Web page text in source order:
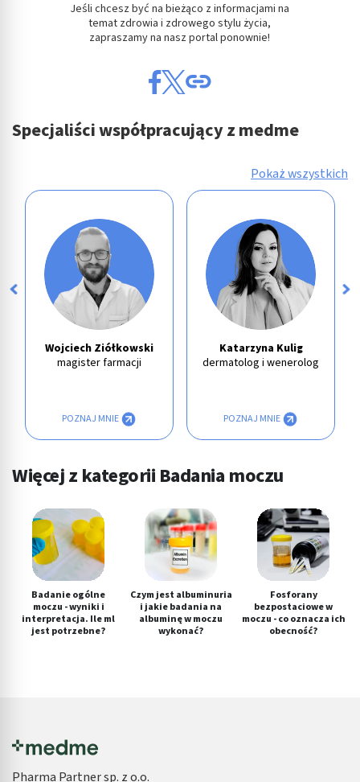
Jeśli chcesz być na bieżąco z informacjami na
temat zdrowia i zdrowego stylu życia,
zapraszamy na nasz portal ponownie!
Specjaliści współpracujący z medme
Pokaż wszystkich
Wojciech Ziółkowski
magister farmacji
POZNAJ MNIE
Katarzyna Kulig
dermatolog i wenerolog
POZNAJ MNIE
Więcej z kategorii Badania moczu
Badanie ogólne
moczu - wyniki i
interpretacja. Ile ml
jest potrzebne?
Czym jest albuminuria
i jakie badania na
albuminę w moczu
wykonać?
Fosforany
bezpostaciowe w
moczu - co oznacza ich
obecność?
Pharma Partner sp. z o.o.